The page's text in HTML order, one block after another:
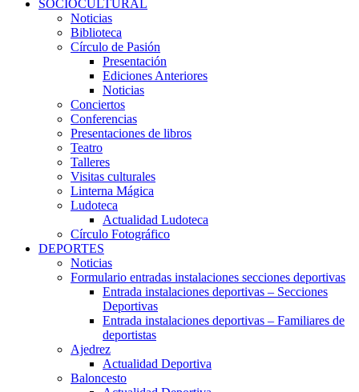
SOCIOCULTURAL
Noticias
Biblioteca
Círculo de Pasión
Presentación
Ediciones Anteriores
Noticias
Conciertos
Conferencias
Presentaciones de libros
Teatro
Talleres
Visitas culturales
Linterna Mágica
Ludoteca
Actualidad Ludoteca
Círculo Fotográfico
DEPORTES
Noticias
Formulario entradas instalaciones secciones deportivas
Entrada instalaciones deportivas – Secciones
Deportivas
Entrada instalaciones deportivas – Familiares de
deportistas
Ajedrez
Actualidad Deportiva
Baloncesto